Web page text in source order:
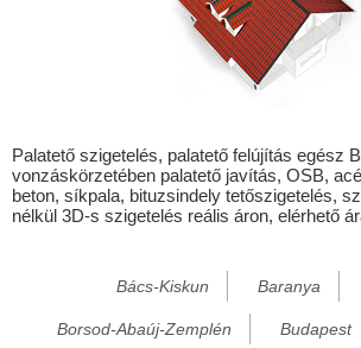
Dág
Dombóvár
Dunaalmás
Dunaszentmiklós
Palatető szigetelés, palatető felújítás egész
vonzáskörzetében palatető javítás, OSB,
beton, síkpala, bituzsindely tetőszigetelés,
nélkül 3D-s szigetelés reális áron, elérhető
Bács-Kiskun Baranya
Borsod-Abaúj-Zemplén Budapest